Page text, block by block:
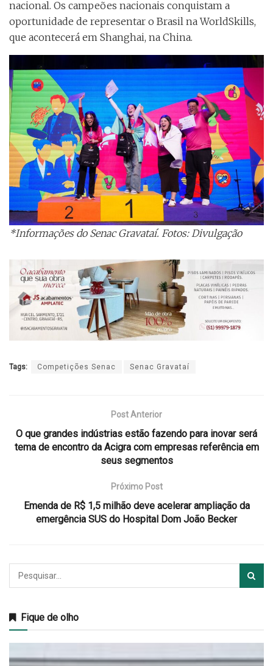
nacional. Os campeões nacionais conquistam a
oportunidade de representar o Brasil na WorldSkills,
que acontecerá em Shanghai, na China.
*Informações do Senac Gravataí. Fotos: Divulgação
Tags: Competições Senac Senac Gravataí
Post Anterior
O que grandes indústrias estão fazendo para inovar será
tema de encontro da Acigra com empresas referência em
seus segmentos
Próximo Post
Emenda de R$ 1,5 milhão deve acelerar ampliação da
emergência SUS do Hospital Dom João Becker
Fique de olho